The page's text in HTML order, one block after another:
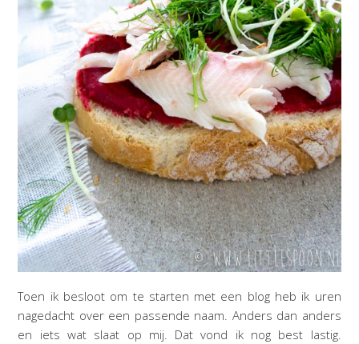
Toen ik besloot om te starten met een blog heb ik uren
nagedacht over een passende naam. Anders dan anders
en iets wat slaat op mij. Dat vond ik nog best lastig.